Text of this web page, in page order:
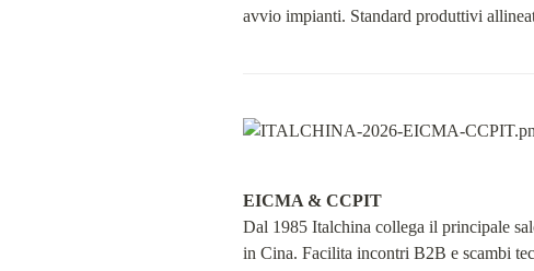
avvio impianti. Standard produttivi
EICMA & CCPIT
Dal 1985 Italchina collega il principale
in Cina. Facilita incontri B2B e scambi